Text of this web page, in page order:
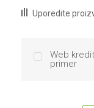
Uporedite
Web
primer